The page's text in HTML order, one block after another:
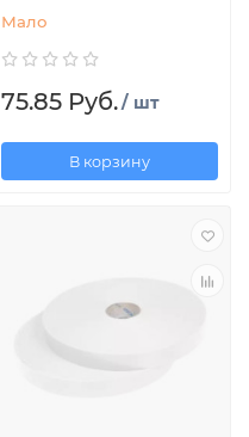
Мало
75.85 Руб./ шт
В корзину